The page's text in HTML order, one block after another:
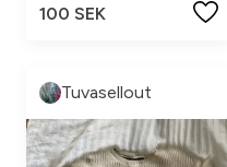
100 SEK
Tuvasellout